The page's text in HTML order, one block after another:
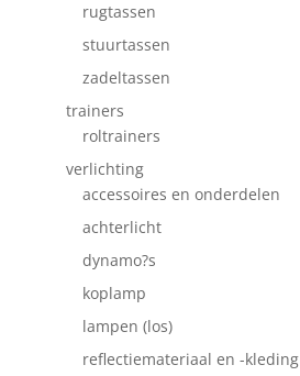
rugtassen
stuurtassen
zadeltassen
trainers
roltrainers
verlichting
accessoires en onderdelen
achterlicht
dynamo?s
koplamp
lampen (los)
reflectiemateriaal en -kleding